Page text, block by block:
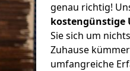
genau richtig!
kostengünstige
Sie sich um
Zuhause
umfangreiche